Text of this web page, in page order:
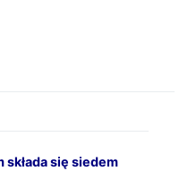
składa się siedem